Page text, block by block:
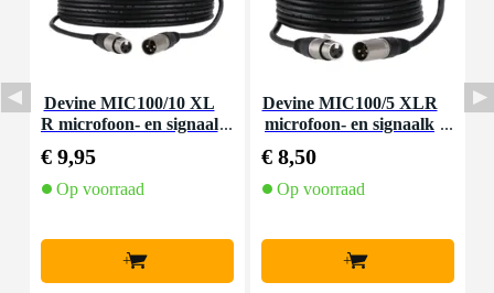
Devine MIC100/10 XL
R microfoon- en signaal
€ 9,95
Op voorraad
+
Devine MIC100/5 XLR
microfoon- en signaalk
€ 8,50
Op voorraad
+